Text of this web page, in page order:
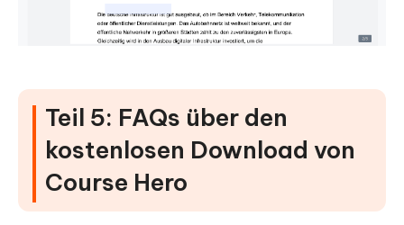
Teil 5: FAQs über den
kostenlosen Download von
Course Hero